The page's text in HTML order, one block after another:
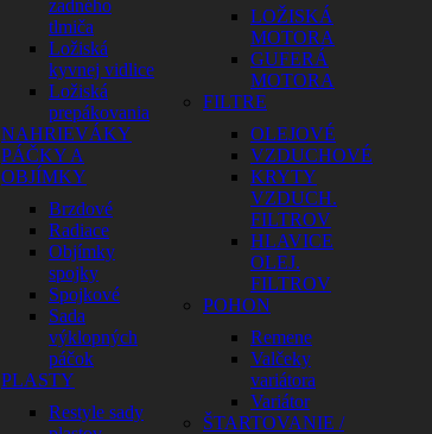
zadného
tlmiča
Ložiská
kyvnej vidlice
Ložiská
prepákovania
NAHRIEVÁKY
PÁČKY A
OBJÍMKY
Brzdové
Radiace
Objímky
spojky
Spojkové
Sada
výklopných
páčok
PLASTY
Restyle sady
LOŽISKÁ
MOTORA
GUFERÁ
MOTORA
FILTRE
OLEJOVÉ
VZDUCHOVÉ
KRYTY
VZDUCH.
FILTROV
HLAVICE
OLEJ.
FILTROV
POHON
Remene
Valčeky
variátora
Variátor
ŠTARTOVANIE /